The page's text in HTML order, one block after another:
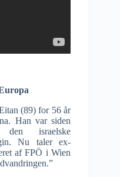
(89) for 56 år
Han var siden
den israelske
Nu taler ex-
af FPÖ i Wien